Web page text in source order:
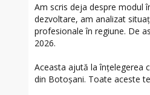
Am scris deja despre modul
dezvoltare, am analizat
profesionale în regiune. De
2026.
Aceasta ajută la înțelegerea
din Botoșani. Toate aceste